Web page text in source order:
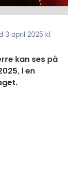
3 april 2025 kl.
kan ses på
i en